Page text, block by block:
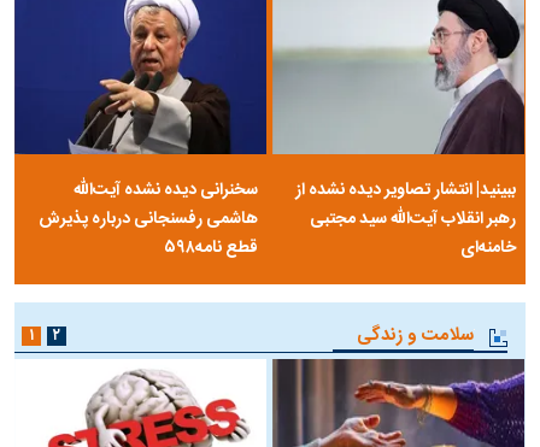
ببینید| انتشار تصاویر دیده نشده از
رهبر انقلاب آیت‌الله سید مجتبی
خامنه‌ای
سخنرانی دیده نشده آیت‌الله
هاشمی رفسنجانی درباره پذیرش
قطع نامه۵۹۸
سلامت و زندگی ۱ ۲